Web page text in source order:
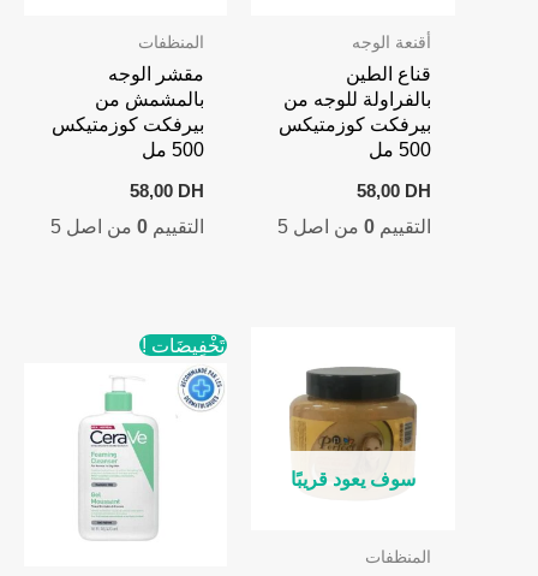
أقنعة الوجه
قناع الطين
بالفراولة للوجه من
بيرفكت كوزمتيكس
500 مل
58,00 DH
التقييم 0من اصل 5
المنظفات
مقشر الوجه
بالمشمش من
بيرفكت كوزمتيكس
500 مل
58,00 DH
التقييم0 من اصل 5
سوف يعود قريبًا
المنظفات
تَخْفِيضَات !